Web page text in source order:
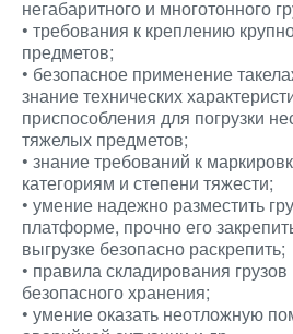
негабаритного и многотонного
• требования к креплению
предметов;
• безопасное применение
знание технических
приспособления для погрузки
тяжелых предметов;
• знание требований к
категориям и степени тяжести;
• умение надежно разместить
платформе, прочно его
выгрузке безопасно раскрепить;
• правила складирования
безопасного хранения;
• умение оказать неотложную